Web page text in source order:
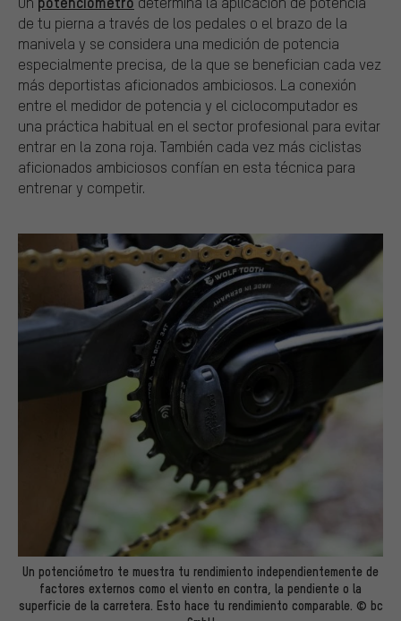
de tu pierna a través de los pedales o el brazo de la
manivela y se considera una medición de potencia
especialmente precisa, de la que se benefician cada vez
más deportistas aficionados ambiciosos. La conexión
entre el medidor de potencia y el ciclocomputador es
una práctica habitual en el sector profesional para evitar
entrar en la zona roja. También cada vez más ciclistas
aficionados ambiciosos confían en esta técnica para
entrenar y competir.
Un potenciómetro te muestra tu rendimiento independientemente de
factores externos como el viento en contra, la pendiente o la
superficie de la carretera. Esto hace tu rendimiento comparable. © bc